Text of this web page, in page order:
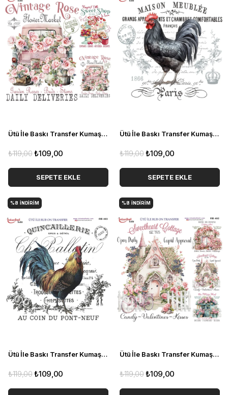
Ütü İle Baskı Transfer Kumaş Ve Ahşap Rubon 30 x 30 cm Vintage Çiçekler Detaylı RB 495
₺109,00
₺119,00
SEPETE EKLE
Ütü İle Baskı Transfer Kumaş Ve Ahşap Rubon 30 x 30 cm Horoz Detaylı RB 494
₺109,00
₺119,00
SEPETE EKLE
Ütü İle Baskı Transfer Kumaş Ve Ahşap Rubon 30 x 30 cm Horoz Detaylı RB 493
₺109,00
₺119,00
%8 İNDIRIM
Ütü İle Baskı Transfer Kumaş Ve Ahşap Rubon 30 x 30 cm Çiçek Evi Detaylı RB 492
₺109,00
₺119,00
%8 İNDIRIM